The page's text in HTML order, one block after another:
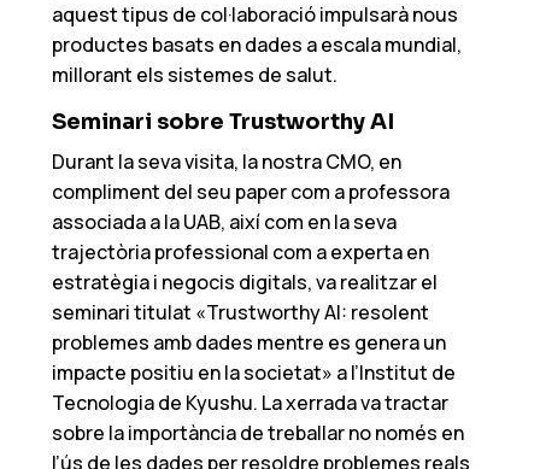
aquest tipus de col·laboració impulsarà nous
productes basats en dades a escala mundial,
millorant els sistemes de salut.
Seminari sobre Trustworthy AI
Durant la seva visita, la nostra CMO, en
compliment del seu paper com a professora
associada a la UAB, així com en la seva
trajectòria professional com a experta en
estratègia i negocis digitals, va realitzar el
seminari titulat «Trustworthy AI: resolent
problemes amb dades mentre es genera un
impacte positiu en la societat» a l’Institut de
Tecnologia de Kyushu. La xerrada va tractar
sobre la importància de treballar no només en
l’ús de les dades per resoldre problemes reals